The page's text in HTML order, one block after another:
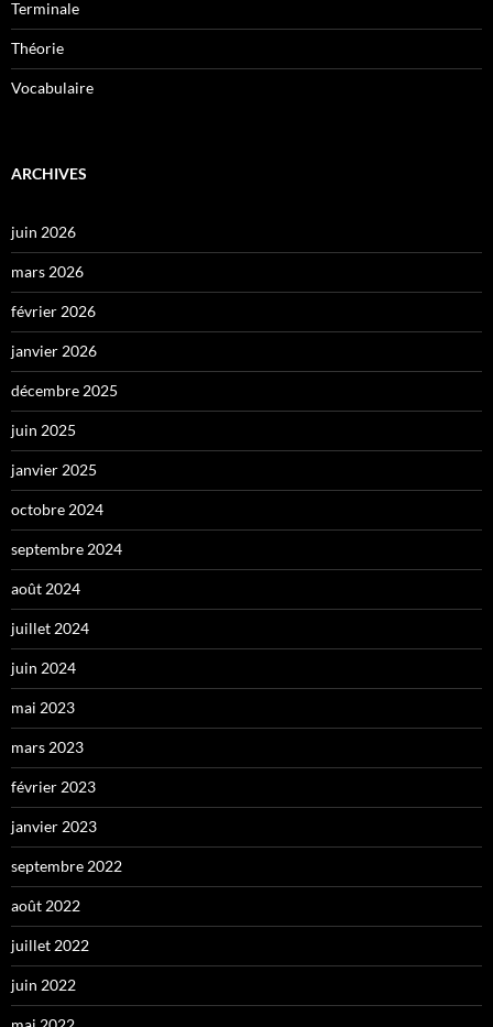
Terminale
Théorie
Vocabulaire
ARCHIVES
juin 2026
mars 2026
février 2026
janvier 2026
décembre 2025
juin 2025
janvier 2025
octobre 2024
septembre 2024
août 2024
juillet 2024
juin 2024
mai 2023
mars 2023
février 2023
janvier 2023
septembre 2022
août 2022
juillet 2022
juin 2022